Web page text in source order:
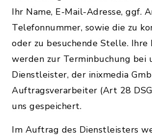
Ihr Name, E-Mail-Adresse, ggf.
Telefonnummer, sowie die zu
oder zu besuchende Stelle. Ihre
werden zur Terminbuchung bei
Dienstleister, der inixmedia
Auftragsverarbeiter (Art 28
uns gespeichert.
Im Auftrag des Dienstleisters